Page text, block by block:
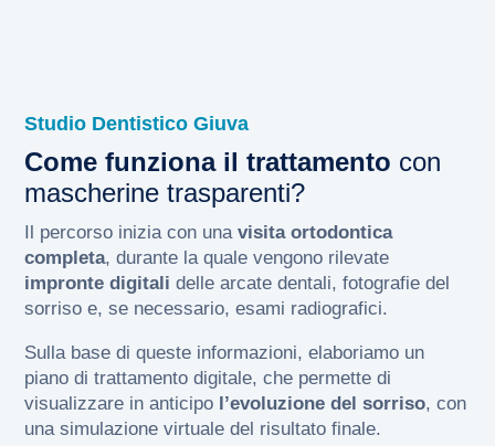
Studio Dentistico Giuva
Come funziona il trattamento con
mascherine trasparenti?
Il percorso inizia con unavisita ortodontica
completa, durante la quale vengono rilevate
impronte digitali delle arcate dentali, fotografie del
sorriso e, se necessario, esami radiografici.
Sulla base di queste informazioni, elaboriamo un
piano di trattamento digitale, che permette di
visualizzare in anticipo l’evoluzione del sorriso, con
una simulazione virtuale del risultato finale.